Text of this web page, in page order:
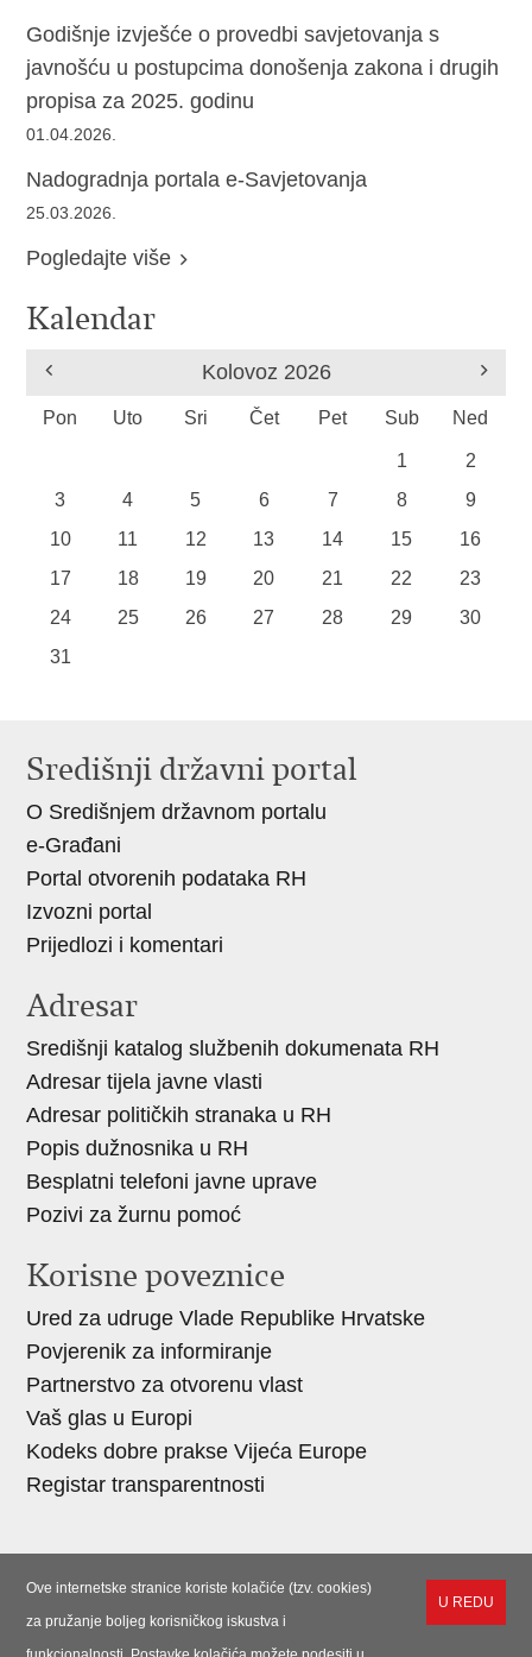
Godišnje izvješće o provedbi savjetovanja s
javnošću u postupcima donošenja zakona i drugih
propisa za 2025. godinu
01.04.2026.
Nadogradnja portala e-Savjetovanja
25.03.2026.
Pogledajte više
Kalendar
Kolovoz 2026
Pon Uto Sri Čet Pet Sub Ned
1
2
3
4 5 6 7 8
9
10
11 12 13 14 15
16
17
18 19 20 21 22
23
24
25 26 27 28 29
30
31
Središnji državni portal
O Središnjem državnom portalu
e-Građani
Portal otvorenih podataka RH
Izvozni portal
Prijedlozi i komentari
Adresar
Središnji katalog službenih dokumenata RH
Adresar tijela javne vlasti
Adresar političkih stranaka u RH
Popis dužnosnika u RH
Besplatni telefoni javne uprave
Pozivi za žurnu pomoć
Korisne poveznice
Ured za udruge Vlade Republike Hrvatske
Povjerenik za informiranje
Partnerstvo za otvorenu vlast
Vaš glas u Europi
Kodeks dobre prakse Vijeća Europe
Registar transparentnosti
Ove internetske stranice koriste kolačiće (tzv. cookies)
za pružanje boljeg korisničkog iskustva i
U REDU